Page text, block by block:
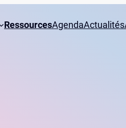
RessourcesAgendaActualités